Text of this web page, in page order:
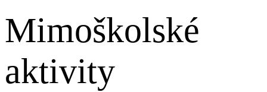
Mimoškolské
aktivity